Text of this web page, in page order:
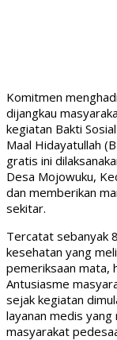
Komitmen
dijangkau
kegiatan Bakti
Maal Hidayatullah
gratis ini
Desa Mojowuku,
dan memberikan
sekitar.
Tercatat sebanyak
kesehatan yang
pemeriksaan mata,
Antusiasme
sejak kegiatan
layanan medis yang
masyarakat